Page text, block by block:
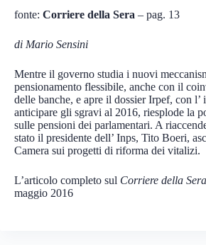
fonte: Corriere della Sera – pag. 13
di Mario Sensini
Mentre il governo studia i nuovi
pensionamento flessibile, anche con il
delle banche, e apre il dossier Irpef, con l’
anticipare gli sgravi al 2016, riesplode la
sulle pensioni dei parlamentari. A
stato il presidente dell’ Inps, Tito Boeri,
Camera sui progetti di riforma dei vitalizi.
L’articolo completo sul Corriere della Sera
maggio 2016